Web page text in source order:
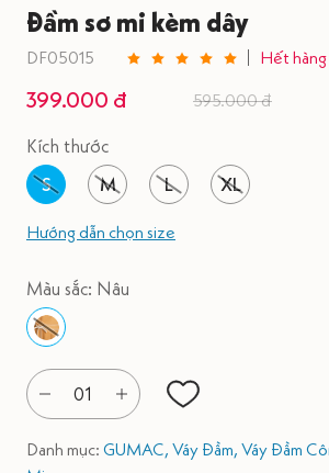
Đầm sơ mi kèm dây
DF05015 Hết hàng
399.000 đ 595.000 đ
Kích thước
S
M L XL
Hướng dẫn chọn size
Màu sắc: Nâu
01
Danh mục: GUMAC, Váy Đầm, Váy Đầm